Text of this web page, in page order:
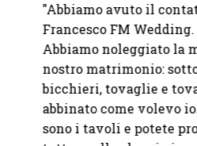
"Abbiamo avuto il
Francesco FM Wedding.
Abbiamo noleggiato la
nostro matrimonio:
bicchieri, tovaglie e
abbinato come volevo
sono i tavoli e potete